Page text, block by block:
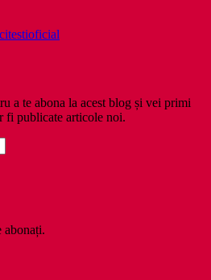
a te abona la acest blog și vei primi
fi publicate articole noi.
abonați.